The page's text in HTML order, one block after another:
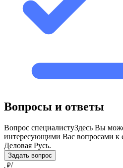
Вопросы и ответы
Вопрос специалистуЗдесь Вы
интересующими Вас вопросами к
Деловая Русь.
Задать вопрос
, ₽/